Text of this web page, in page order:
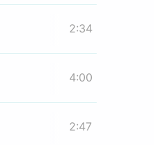
2:34
4:00
2:47